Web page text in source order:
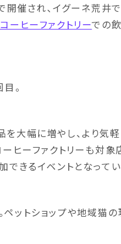
開催され、イグーネ荒井
ーヒーファクトリーでの
。
大幅に増やし、より気
ヒーファクトリーも対
きるイベントとなってい
ットショップや地域猫